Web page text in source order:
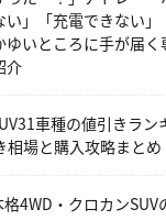
い」「充電できない」
いところに手が届く
介
車種の値引きラン
相場と購入攻略まとめ
4WD・クロカンSUV